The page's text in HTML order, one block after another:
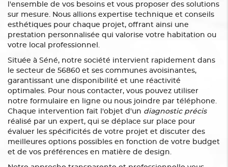
l'ensemble de vos besoins et vous proposer des solutions
sur mesure. Nous allions expertise technique et conseils
esthétiques pour chaque projet, offrant ainsi une
prestation personnalisée qui valorise votre habitation ou
votre local professionnel.
Située à Séné, notre société intervient rapidement dans
le secteur de 56860 et ses communes avoisinantes,
garantissant une disponibilité et une réactivité
optimales. Pour nous contacter, vous pouvez utiliser
notre formulaire en ligne ou nous joindre par téléphone.
Chaque intervention fait l'objet d'un diagnostic précis
réalisé par un expert, qui se déplace sur place pour
évaluer les spécificités de votre projet et discuter des
meilleures options possibles en fonction de votre budget
et de vos préférences en matière de design.